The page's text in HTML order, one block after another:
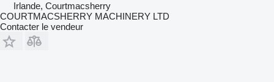
Irlande, Courtmacsherry
COURTMACSHERRY MACHINERY LTD
Contacter le vendeur